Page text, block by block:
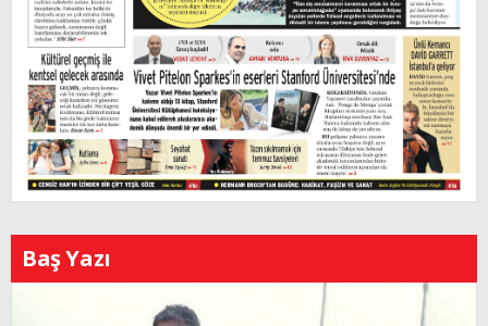
Baş Yazı